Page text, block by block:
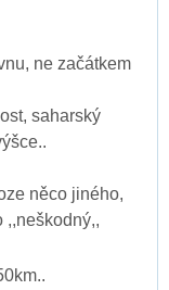
ne začátkem
saharský
něco jiného,
,,neškodný,,